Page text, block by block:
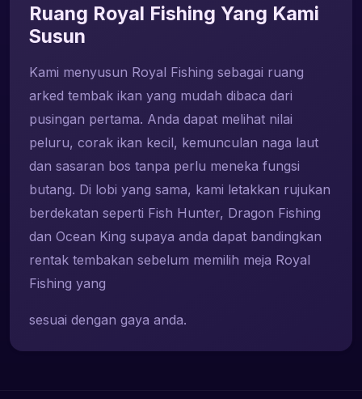
Ruang Royal Fishing Yang Kami
Susun
Kami menyusun Royal Fishing sebagai ruang
arked tembak ikan yang mudah dibaca dari
pusingan pertama. Anda dapat melihat nilai
peluru, corak ikan kecil, kemunculan naga laut
dan sasaran bos tanpa perlu meneka fungsi
butang. Di lobi yang sama, kami letakkan rujukan
berdekatan seperti Fish Hunter, Dragon Fishing
dan Ocean King supaya anda dapat bandingkan
rentak tembakan sebelum memilih meja Royal
Fishing yang
sesuai dengan gaya anda.